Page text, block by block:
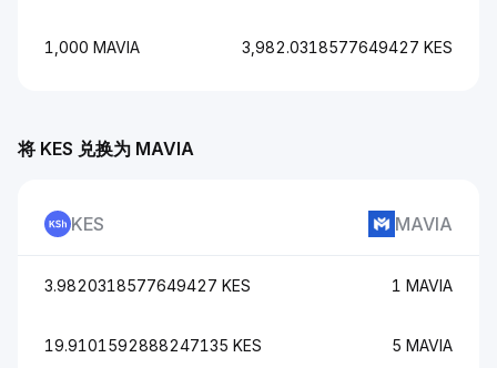
1,000 MAVIA 3,982.0318577649427 KES
将 KES 兑换为 MAVIA
KES MAVIA
3.9820318577649427 KES 1 MAVIA
19.9101592888247135 KES 5 MAVIA